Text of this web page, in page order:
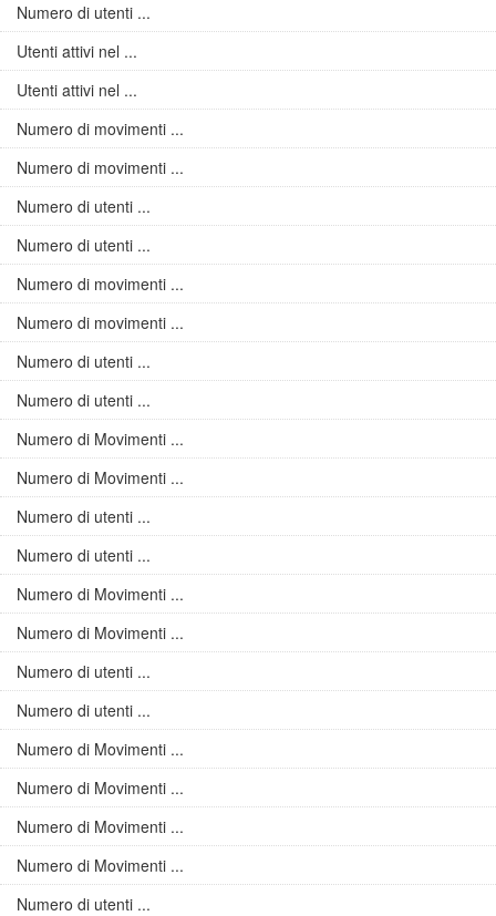
Numero di utenti ...
Utenti attivi nel ...
Utenti attivi nel ...
Numero di movimenti ...
Numero di movimenti ...
Numero di utenti ...
Numero di utenti ...
Numero di movimenti ...
Numero di movimenti ...
Numero di utenti ...
Numero di utenti ...
Numero di Movimenti ...
Numero di Movimenti ...
Numero di utenti ...
Numero di utenti ...
Numero di Movimenti ...
Numero di Movimenti ...
Numero di utenti ...
Numero di utenti ...
Numero di Movimenti ...
Numero di Movimenti ...
Numero di Movimenti ...
Numero di Movimenti ...
Numero di utenti ...